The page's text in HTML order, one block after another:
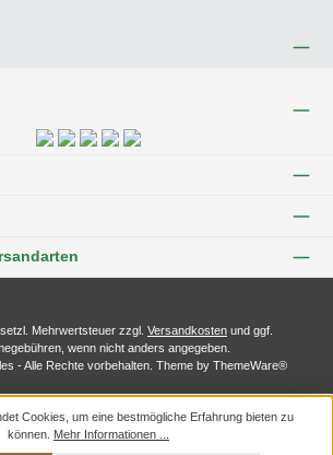
Mehrwertsteuer zzgl. Versandkosten und ggf.
wenn nicht anders angegeben.
- Alle Rechte vorbehalten. Theme by ThemeWare®
Cookies, um eine bestmögliche Erfahrung bieten zu
können. Mehr Informationen ...